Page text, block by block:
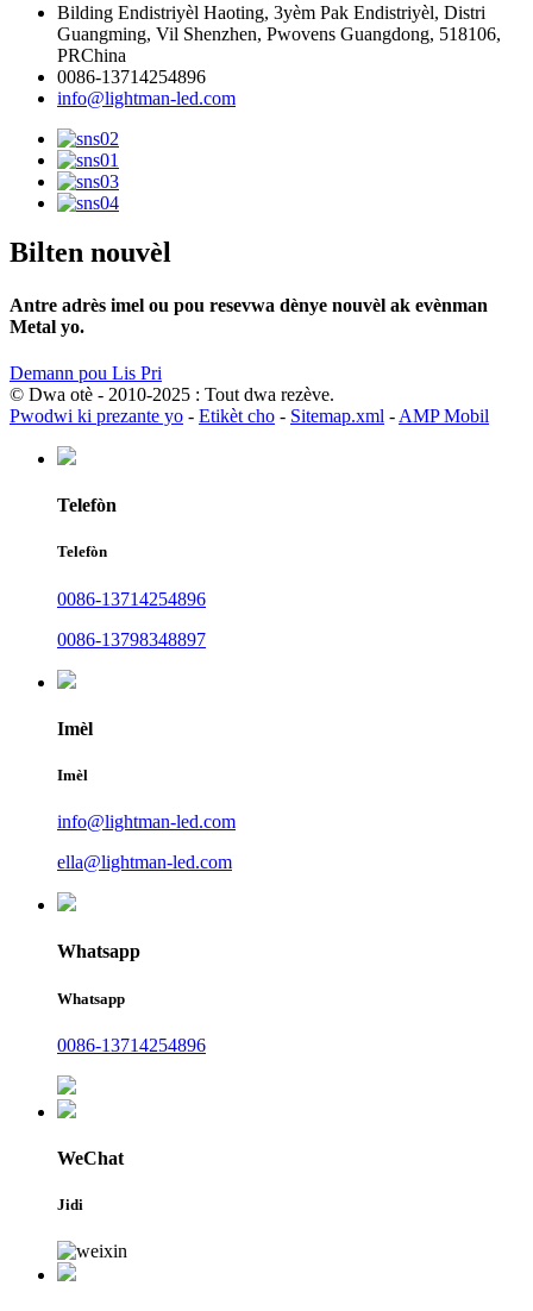
Bilding Endistriyèl Haoting, 3yèm Pak Endistriyèl, Distri
Guangming, Vil Shenzhen, Pwovens Guangdong, 518106,
PRChina
0086-13714254896
info@lightman-led.com
Bilten nouvèl
Antre adrès imel ou pou resevwa dènye nouvèl ak evènman
Metal yo.
Demann pou Lis Pri
© Dwa otè - 2010-2025 : Tout dwa rezève.
Pwodwi ki prezante yo - Etikèt cho - Sitemap.xml - AMP Mobil
Telefòn
Telefòn
0086-13714254896
0086-13798348897
Imèl
Imèl
info@lightman-led.com
ella@lightman-led.com
Whatsapp
Whatsapp
0086-13714254896
WeChat
Jidi